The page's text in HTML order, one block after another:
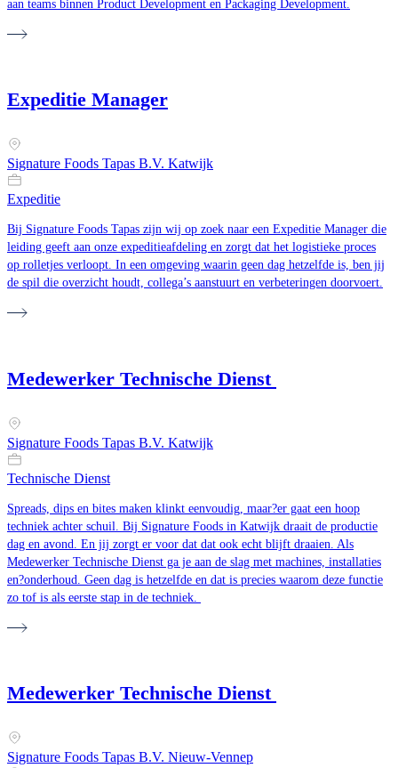
aan teams binnen Product Development en Packaging Development.
Expeditie Manager
Signature Foods Tapas B.V. Katwijk
Expeditie
Bij Signature Foods Tapas zijn wij op zoek naar een Expeditie Manager die
leiding geeft aan onze expeditieafdeling en zorgt dat het logistieke proces
op rolletjes verloopt. In een omgeving waarin geen dag hetzelfde is, ben jij
de spil die overzicht houdt, collega’s aanstuurt en verbeteringen doorvoert.
Medewerker Technische Dienst
Signature Foods Tapas B.V. Katwijk
Technische Dienst
Spreads, dips en bites maken klinkt eenvoudig, maar?er gaat een hoop
techniek achter schuil. Bij Signature Foods in Katwijk draait de productie
dag en avond. En jij zorgt er voor dat dat ook echt blijft draaien. Als
Medewerker Technische Dienst ga je aan de slag met machines, installaties
en?onderhoud. Geen dag is hetzelfde en dat is precies waarom deze functie
zo tof is als eerste stap in de techniek.
Medewerker Technische Dienst
Signature Foods Tapas B.V. Nieuw-Vennep